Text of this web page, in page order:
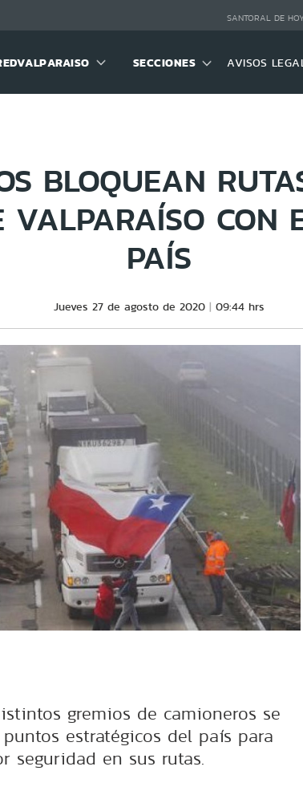
SANTORAL DE
SECCIONES AVISOS
BLOQUEAN
VALPARAÍSO CON
PAÍS
Jueves 27 de agosto de 2020 09:44 hrs
gremios de camioneros se
estratégicos del país para
seguridad en sus rutas.